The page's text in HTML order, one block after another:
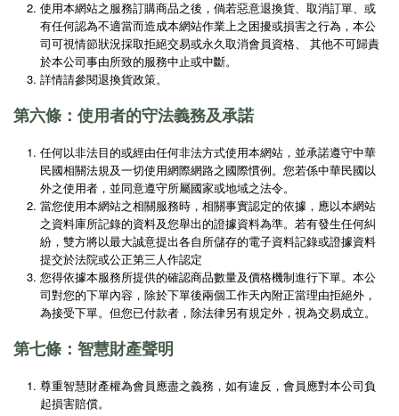
使用本網站之服務訂購商品之後，倘若惡意退換貨、取消訂單、或
有任何認為不適當而造成本網站作業上之困擾或損害之行為，本公
司可視情節狀況採取拒絕交易或永久取消會員資格、 其他不可歸責
於本公司事由所致的服務中止或中斷。
詳情請參閱退換貨政策。
第六條：使用者的守法義務及承諾
任何以非法目的或經由任何非法方式使用本網站，並承諾遵守中華
民國相關法規及一切使用網際網路之國際慣例。您若係中華民國以
外之使用者，並同意遵守所屬國家或地域之法令。
當您使用本網站之相關服務時，相關事實認定的依據，應以本網站
之資料庫所記錄的資料及您舉出的證據資料為準。若有發生任何糾
紛，雙方將以最大誠意提出各自所儲存的電子資料記錄或證據資料
提交於法院或公正第三人作認定
您得依據本服務所提供的確認商品數量及價格機制進行下單。本公
司對您的下單內容，除於下單後兩個工作天內附正當理由拒絕外，
為接受下單。但您已付款者，除法律另有規定外，視為交易成立。
第七條：智慧財產聲明
尊重智慧財產權為會員應盡之義務，如有違反，會員應對本公司負
起損害賠償。